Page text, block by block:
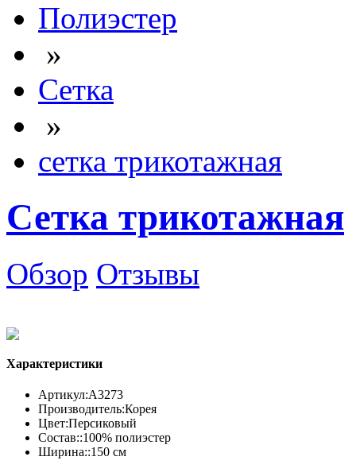
Полиэстер
»
Сетка
»
сетка трикотажная
Сетка трикотажная
Обзор Отзывы
Характеристики
Артикул:А3273
Производитель:Корея
Цвет:Персиковый
Состав::100% полиэстер
Ширина::150 см